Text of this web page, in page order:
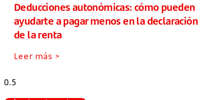
Deducciones autonómicas: cómo pueden
ayudarte a pagar menos en la declaración
de la renta
Leer más >